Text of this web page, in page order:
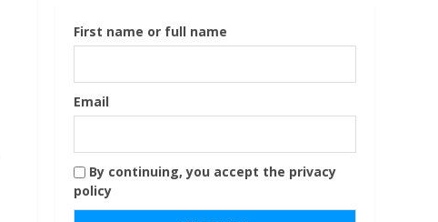
First name or full name
Email
By continuing, you accept the privacy
policy